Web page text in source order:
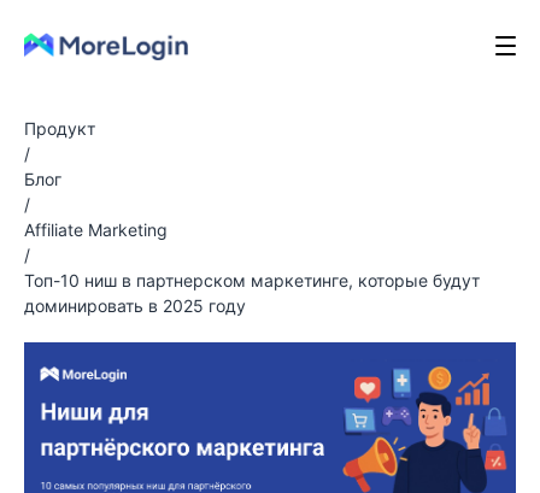
Продукт
/
Блог
/
Affiliate Marketing
/
Топ-10 ниш в партнерском маркетинге, которые будут
доминировать в 2025 году